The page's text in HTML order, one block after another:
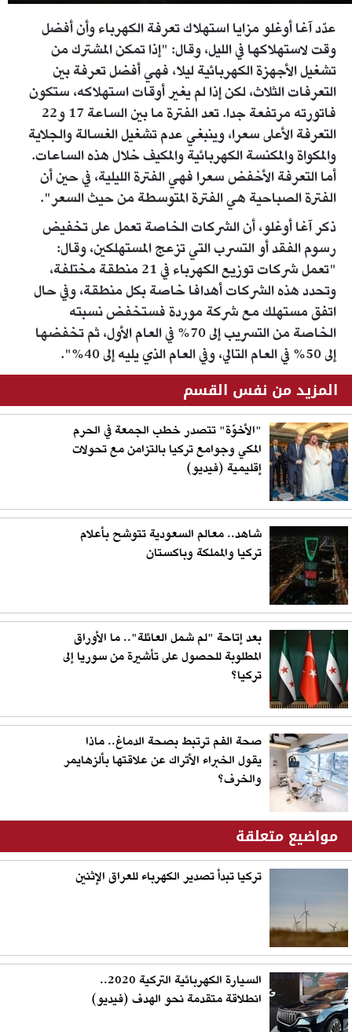
عدّد آغا أوغلو مزايا استهلاك تعرفة الكهرباء وأن أفضل
وقت لاستهلاكها في الليل، وقال: "إذا تمكن المشترك من
تشغيل الأجهزة الكهربائية ليلا، فهي أفضل تعرفة بين
التعرفات الثلاث، لكن إذا لم يغير أوقات استهلاكه، ستكون
فاتورته مرتفعة جدا. تعد الفترة ما بين الساعة 17 و22
التعرفة الأعلى سعرا، وينبغي عدم تشغيل الغسالة والجلاية
والمكواة والمكنسة الكهربائية والمكيف خلال هذه الساعات.
أما التعرفة الأخفض سعرا فهي الفترة الليلية، في حين أن
الفترة الصباحية هي الفترة المتوسطة من حيث السعر".
ذكر آغا أوغلو، أن الشركات الخاصة تعمل على تخفيض
رسوم الفقد أو التسرب التي تزعج المستهلكين، وقال:
"تعمل شركات توزيع الكهرباء في 21 منطقة مختلفة،
وتحدد هذه الشركات أهدافا خاصة بكل منطقة، وفي حال
اتفق مستهلك مع شركة موردة فستخفض نسبته
الخاصة من التسريب إلى 70% في العام الأول، ثم تخفضها
إلى 50% في العام التالي، وفي العام الذي يليه إلى 40%".
المزيد من نفس القسم
"الأخوّة" تتصدر خطب الجمعة في الحرم
المكي وجوامع تركيا بالتزامن مع تحولات
إقليمية (فيديو)
شاهد.. معالم السعودية تتوشح بأعلام
تركيا والمملكة وباكستان
بعد إتاحة "لم شمل العائلة".. ما الأوراق
المطلوبة للحصول على تأشيرة من سوريا إلى
تركيا؟
صحة الفم ترتبط بصحة الدماغ.. ماذا
يقول الخبراء الأتراك عن علاقتها بألزهايمر
والخرف؟
مواضيع متعلقة
تركيا تبدأ تصدير الكهرباء للعراق الإثنين
السيارة الكهربائية التركية 2020..
انطلاقة متقدمة نحو الهدف (فيديو)